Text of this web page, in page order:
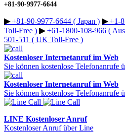
+81-90-9977-6644
▶︎+81-90-9977-6644 ( Japan ) ▶︎+1-
Toll-Free ) ▶︎+61-1800-108-966 (
501-511 ( UK Toll-Free )
Kostenloser Internetanruf im Web
Sie können kostenlose Telefonanrufe
Kostenloser Internetanruf im Web
Sie können kostenlose Telefonanrufe
LINE Kostenloser Anruf
Kostenloser Anruf über Line